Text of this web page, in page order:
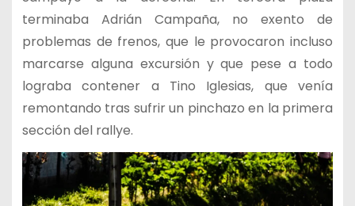
terminaba Adrián Campaña, no exento de
problemas de frenos, que le provocaron incluso
marcarse alguna excursión y que pese a todo
lograba contener a Tino Iglesias, que venía
remontando tras sufrir un pinchazo en la primera
sección del rallye.